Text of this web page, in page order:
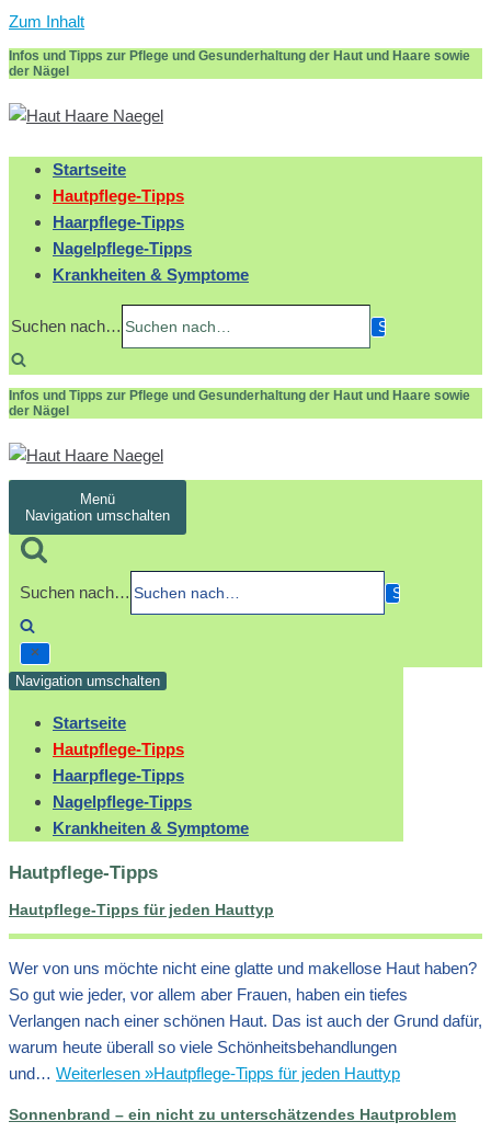
Zum Inhalt
Infos und Tipps zur Pflege und Gesunderhaltung der Haut und Haare sowie
der Nägel
Startseite
Hautpflege-Tipps
Haarpflege-Tipps
Nagelpflege-Tipps
Krankheiten & Symptome
Suchen nach…
Infos und Tipps zur Pflege und Gesunderhaltung der Haut und Haare sowie
der Nägel
Menü
Navigation umschalten
Suchen nach…
Navigation umschalten
Startseite
Hautpflege-Tipps
Haarpflege-Tipps
Nagelpflege-Tipps
Krankheiten & Symptome
Hautpflege-Tipps
Hautpflege-Tipps für jeden Hauttyp
Wer von uns möchte nicht eine glatte und makellose Haut haben?
So gut wie jeder, vor allem aber Frauen, haben ein tiefes
Verlangen nach einer schönen Haut. Das ist auch der Grund dafür,
warum heute überall so viele Schönheitsbehandlungen
und… Weiterlesen »Hautpflege-Tipps für jeden Hauttyp
Sonnenbrand – ein nicht zu unterschätzendes Hautproblem